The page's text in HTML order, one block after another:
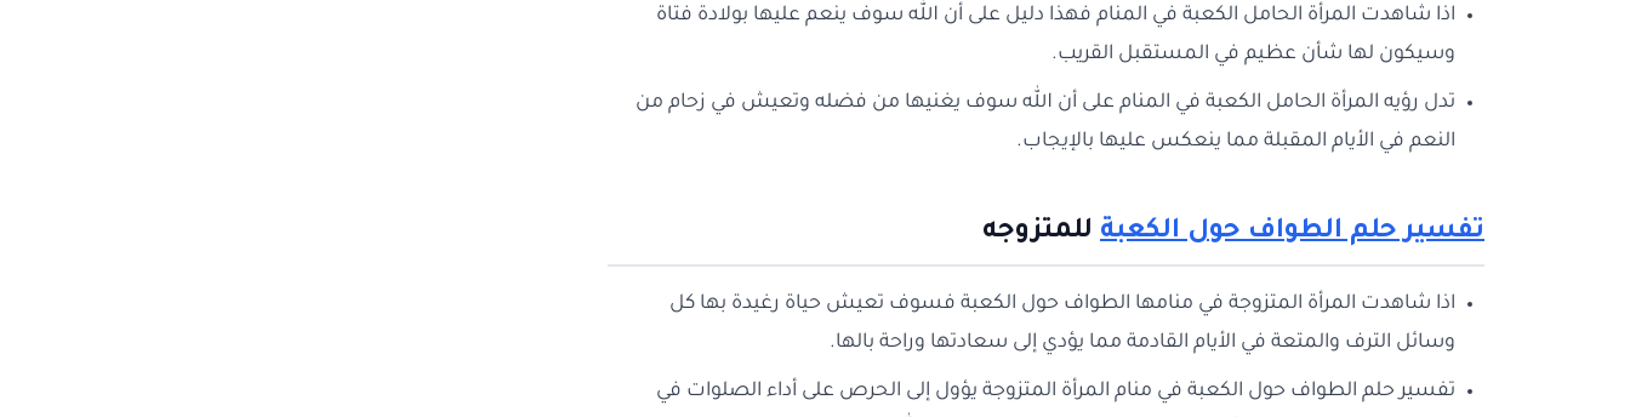
اذا شاهدت المرأة الحامل الكعبة في المنام فهذا دليل على أن الله سوف ينعم عليها بولادة فتاة
وسيكون لها شأن عظيم في المستقبل القريب.
تدل رؤيه المرأة الحامل الكعبة في المنام على أن الله سوف يغنيها من فضله وتعيش في زحام من
النعم في الأيام المقبلة مما ينعكس عليها بالإيجاب.
تفسير حلم الطواف حول الكعبة للمتزوجه
اذا شاهدت المرأة المتزوجة في منامها الطواف حول الكعبة فسوف تعيش حياة رغيدة بها كل
وسائل الترف والمتعة في الأيام القادمة مما يؤدي إلى سعادتها وراحة بالها.
تفسير حلم الطواف حول الكعبة في منام المرأة المتزوجة يؤول إلى الحرص على أداء الصلوات في